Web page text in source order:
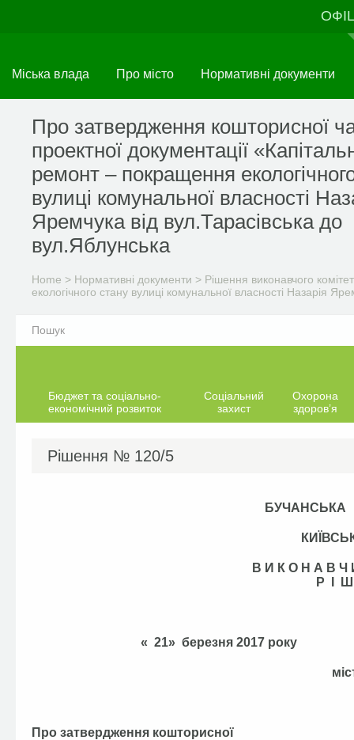
Міська влада Про місто Нормативні документи
Про затвердження кошторисної
проектної документації
ремонт – покращення
вулиці комунальної власності
Яремчука від вул.Тарасівська до
вул.Яблунська
Home > Нормативні документи > Рішення виконавчого
екологічного стану вулиці комунальної власності Назарія
Бюджет та соціально-
економічний розвиток
Соціальний
захист
Охорона
здоров’я
Рішення № 120/5
В И К О Н А В
Р І
« 21» березня
Про затвердження кошторисної